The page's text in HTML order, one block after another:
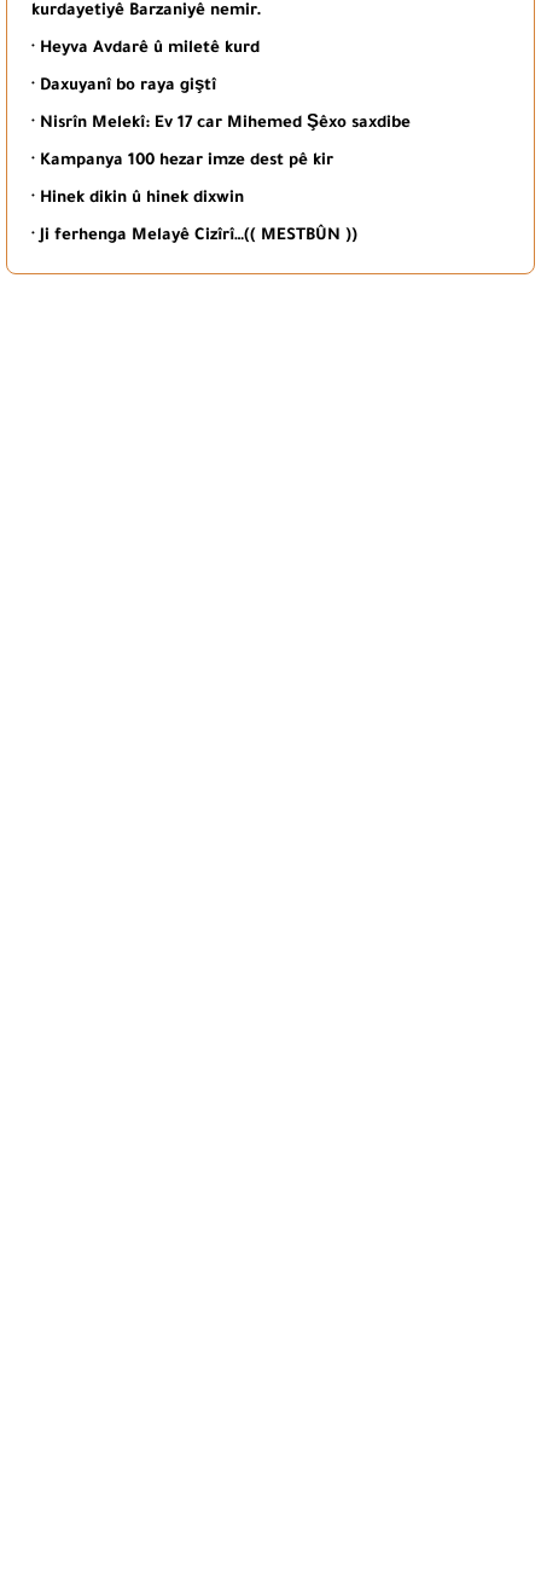
kurdayetiyê Barzaniyê nemir.
· Heyva Avdarê û miletê kurd
· Daxuyanî bo raya giştî
· Nisrîn Melekî: Ev 17 car Mihemed Şêxo saxdibe
· Kampanya 100 hezar imze dest pê kir
· Hinek dikin û hinek dixwin
· Ji ferhenga Melayê Cizîrî…(( MESTBÛN ))